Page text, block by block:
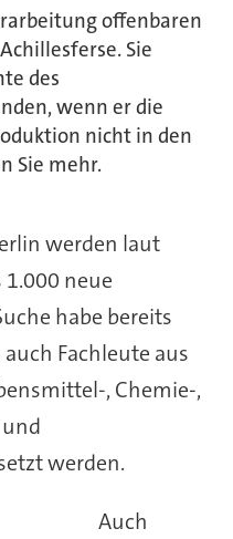
offenbaren
Sie
des
wenn er die
nicht in den
Sie mehr.
werden laut
neue
habe bereits
Fachleute aus
, Chemie-,
werden.
Auch